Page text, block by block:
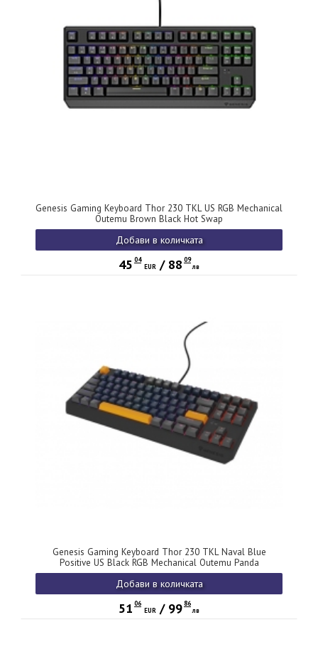
Genesis Gaming Keyboard Thor 230 TKL US RGB Mechanical
Outemu Brown Black Hot Swap
Добави в количката
45 04
EUR / 88 09
лв
Genesis Gaming Keyboard Thor 230 TKL Naval Blue
Positive US Black RGB Mechanical Outemu Panda
Добави в количката
51 06
EUR / 9986
лв